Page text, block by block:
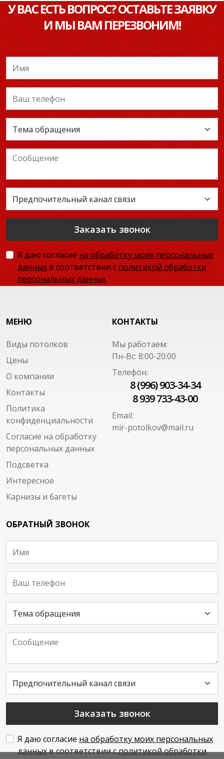
У ВАС ЕСТЬ ВОПРОС? ОСТАВЬТЕ ЗАЯВКУ
И МЫ ВАМ ПЕРЕЗВОНИМ!
Заказать звонок
Я даю согласие на обработку моих персональных
данныхв соответствии с политикой обработки
персональных данных
МЕНЮ
Виды потолков
Цены
О компании
Контакты
Политика
конфиденциальности
Согласие на обработку
персональных данных
Подсветка
Интересное
Карнизы и багеты
КОНТАКТЫ
Мы работаем:
Пн-Вс: 8:00-20:00
Телефон:
8 (996) 903-34-34
8 939 733-43-00
Email:
mir-potolkov@mail.ru
ОБРАТНЫЙ ЗВОНОК
Заказать звонок
Я даю согласие на обработку моих персональных
данныхв соответствии сполитикой обработки